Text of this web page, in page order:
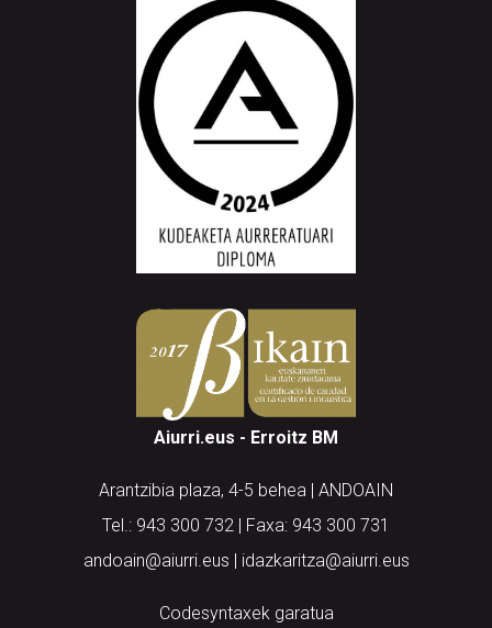
Aiurri.eus - Erroitz BM
Arantzibia plaza, 4-5 behea | ANDOAIN
Tel.: 943 300 732 | Faxa: 943 300 731
andoain@aiurri.eus | idazkaritza@aiurri.eus
Codesyntaxek garatua